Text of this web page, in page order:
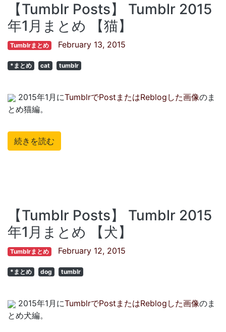
【Tumblr Posts】 Tumblr 2015
年1月まとめ 【猫】
Tumblrまとめ February 13, 2015
*まとめ cat tumblr
2015年1月にTumblrでPostまたはReblogした画像のま
とめ猫編。
続きを読む
【Tumblr Posts】 Tumblr 2015
年1月まとめ 【犬】
Tumblrまとめ February 12, 2015
*まとめ dog tumblr
2015年1月にTumblrでPostまたはReblogした画像のま
とめ犬編。